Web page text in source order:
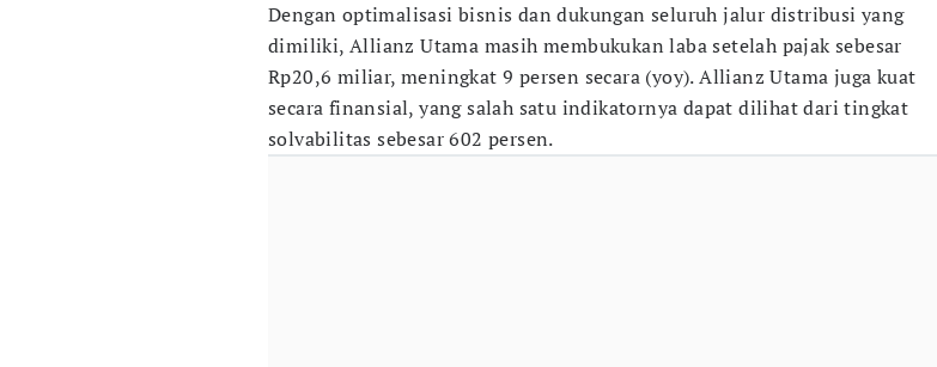
Dengan optimalisasi bisnis dan dukungan seluruh jalur distribusi yang
dimiliki, Allianz Utama masih membukukan laba setelah pajak sebesar
Rp20,6 miliar, meningkat 9 persen secara (yoy). Allianz Utama juga kuat
secara finansial, yang salah satu indikatornya dapat dilihat dari tingkat
solvabilitas sebesar 602 persen.